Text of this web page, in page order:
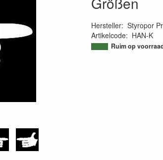
Hersteller: Styropor
Artikelcode: HAN-K
9501172871425
Ruim op